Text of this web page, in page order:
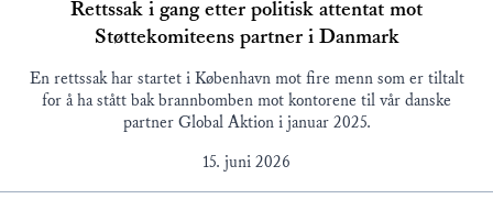
Rettssak i gang etter politisk attentat mot
Støttekomiteens partner i Danmark
En rettssak har startet i København mot fire menn som er tiltalt
for å ha stått bak brannbomben mot kontorene til vår danske
partner Global Aktion i januar 2025.
15. juni 2026